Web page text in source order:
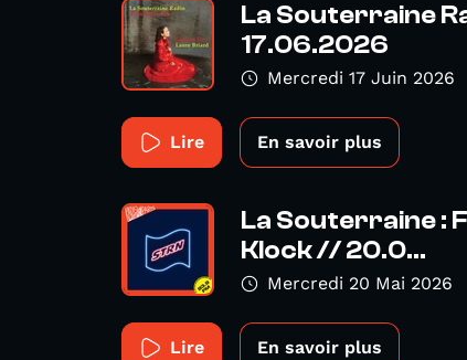
La Souterraine
17.06.2026
Mercredi 17 Juin 2026
Lire En savoir plus
La Souterraine :
Klock // 20.0...
Mercredi 20 Mai 2026
Lire En savoir plus